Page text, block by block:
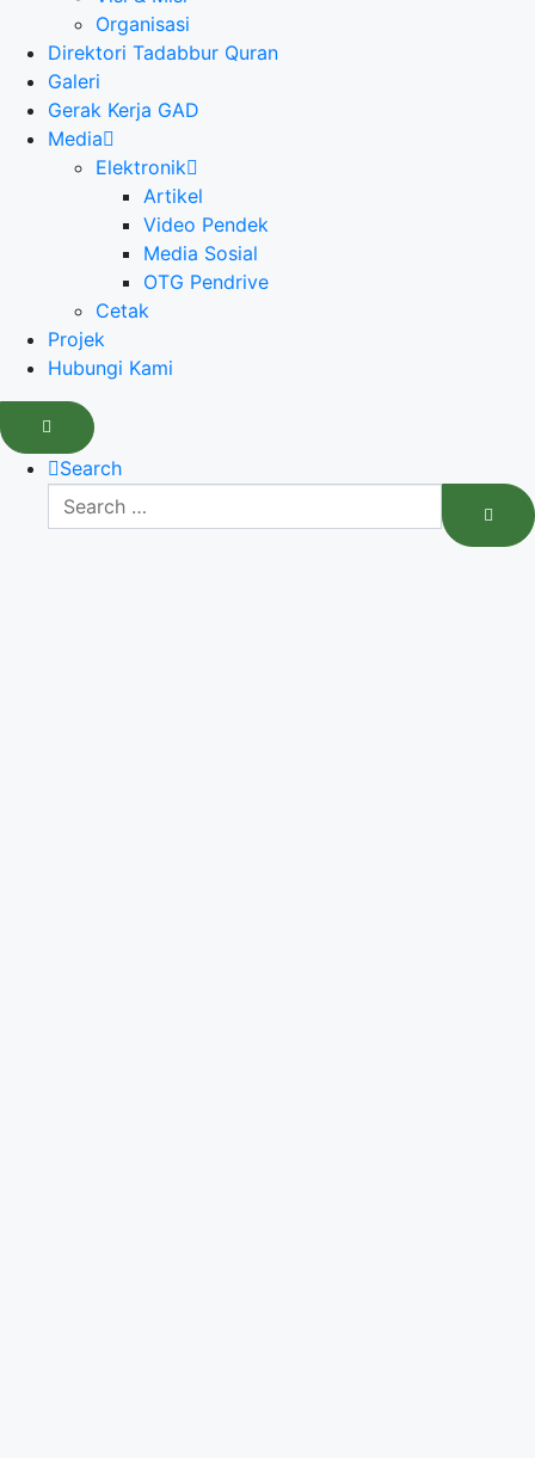
Organisasi
Direktori Tadabbur Quran
Galeri
Gerak Kerja GAD
Media
Elektronik
Artikel
Video Pendek
Media Sosial
OTG Pendrive
Cetak
Projek
Hubungi Kami
Search